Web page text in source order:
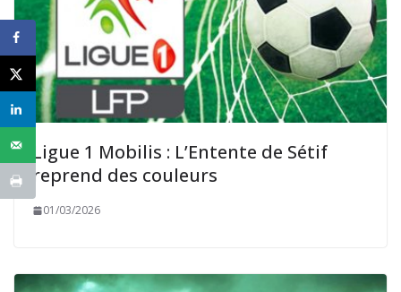
Ligue 1 Mobilis : L’Entente de Sétif
reprend des couleurs
01/03/2026